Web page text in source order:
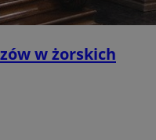
w żorskich